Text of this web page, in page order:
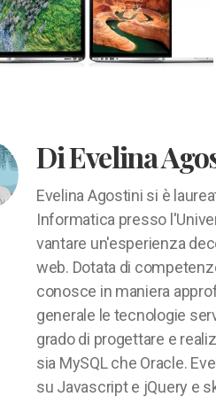
Di Evelina
Evelina Agostini si è
Informatica presso
vantare un'esperienza
web. Dotata di
conosce in maniera
generale le tecnologie
grado di progettare e
sia MySQL che Oracle.
su Javascript e jQuery e